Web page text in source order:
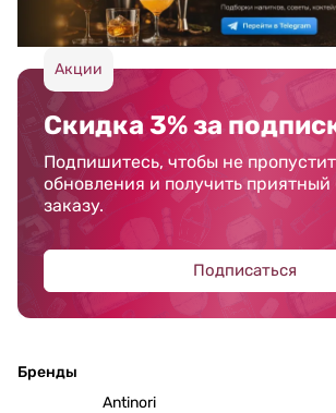
Акции
Скидка 3% за
Подпишитесь, чтобы не
обновления и получить приятный
заказу.
Подписаться
Бренды
Antinori